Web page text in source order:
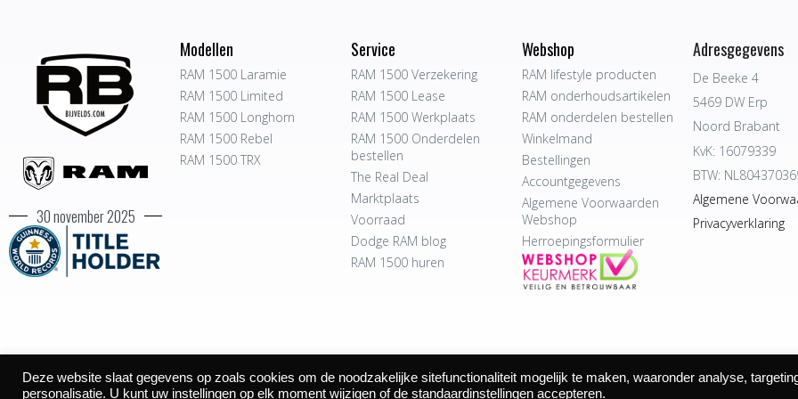
30 november 2025
Modellen
RAM 1500 Laramie
RAM 1500 Limited
RAM 1500 Longhorn
RAM 1500 Rebel
RAM 1500 TRX
Service
RAM 1500 Verzekering
RAM 1500 Lease
RAM 1500 Werkplaats
RAM 1500 Onderdelen
bestellen
The Real Deal
Marktplaats
Voorraad
Dodge RAM blog
RAM 1500 huren
Webshop
RAM lifestyle producten
RAM onderhoudsartikelen
RAM onderdelen bestellen
Winkelmand
Bestellingen
Accountgegevens
Algemene Voorwaarden
Webshop
Herroepingsformulier
Adresgegevens
De Beeke 4
5469 DW Erp
Noord Brabant
KvK: 16079339
BTW:
Algemene
Privacyverklaring
©2026 Autocentrum Bijvelds BV. De Beeke 4, 5469 DW Erp | website door
Deze website slaat gegevens op zoals cookies om de noodzakelijke sitefunctionaliteit mogelijk te maken, waaronder analyse,
personalisatie. U kunt uw instellingen op elk moment wijzigen of de standaardinstellingen accepteren.